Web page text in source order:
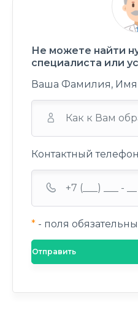
Не можете найти
специалиста или
Ваша Фамилия, Имя
Контактный телефон
* - поля